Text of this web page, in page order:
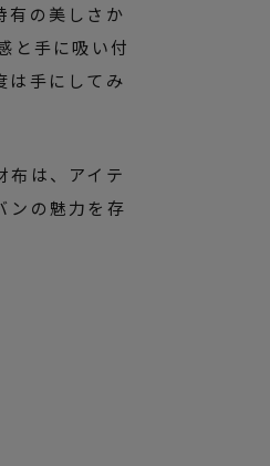
有の美しさか
と手に吸い付
は手にしてみ
布は、アイテ
ンの魅力を存